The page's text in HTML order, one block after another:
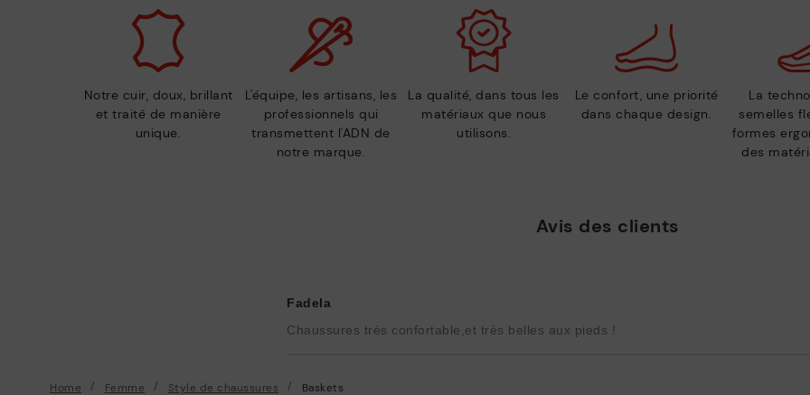
Notre cuir, doux, brillant
et traité de manière
unique.
L'équipe, les artisans, les
professionnels qui
transmettent l'ADN de
notre marque.
La qualité, dans tous les
matériaux que nous
utilisons.
Le confort, une priorité
dans chaque design.
La
semelles
formes
des
Avis des clients
Fadela
Chaussures très confortable,et très belles aux pieds !
Home Femme Style de chaussures Baskets